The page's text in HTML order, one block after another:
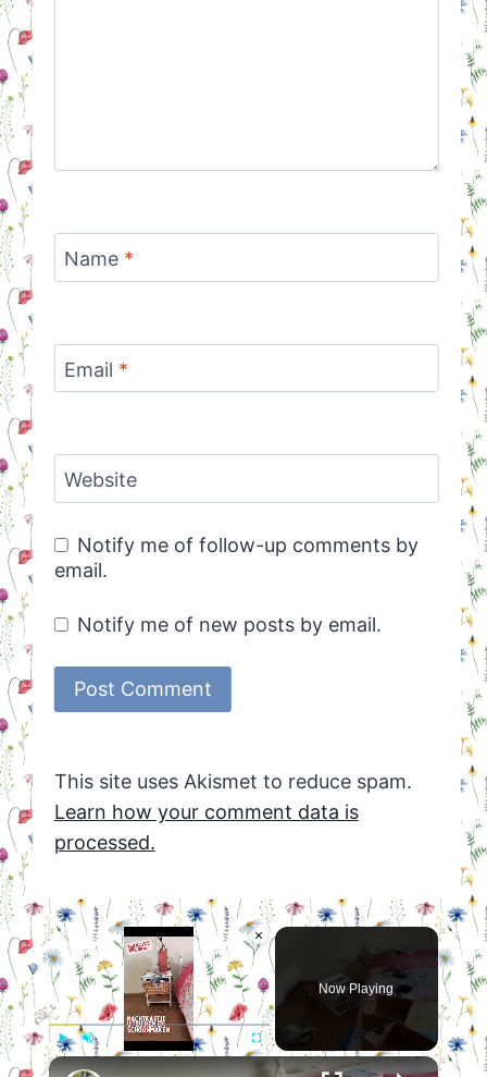
Name *
Email *
Website
Notify me of follow-up comments by
email.
Notify me of new posts by email.
This site uses Akismet to reduce spam.
Learn how your comment data is
processed.
×
Now Playing
×